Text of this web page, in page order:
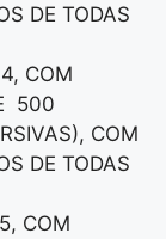
DE TODAS
COM
500
COM
DE TODAS
COM